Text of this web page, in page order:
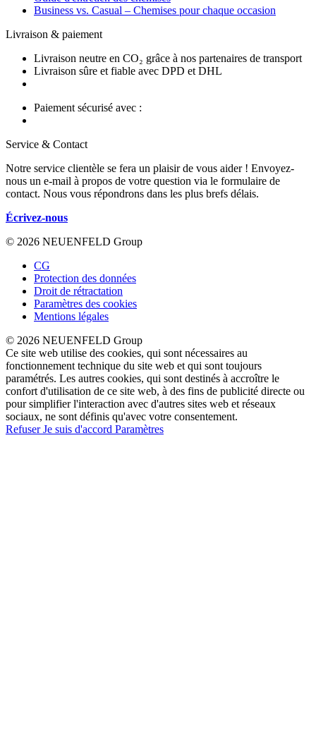
Business vs. Casual – Chemises pour chaque occasion
Livraison & paiement
Livraison neutre en CO₂ grâce à nos partenaires de transport
Livraison sûre et fiable avec DPD et DHL
Paiement sécurisé avec :
Service & Contact
Notre service clientèle se fera un plaisir de vous aider ! Envoyez-
nous un e-mail à propos de votre question via le formulaire de
contact. Nous vous répondrons dans les plus brefs délais.
Écrivez-nous
© 2026 NEUENFELD Group
CG
Protection des données
Droit de rétractation
Paramètres des cookies
Mentions légales
© 2026 NEUENFELD Group
Ce site web utilise des cookies, qui sont nécessaires au
fonctionnement technique du site web et qui sont toujours
paramétrés. Les autres cookies, qui sont destinés à accroître le
confort d'utilisation de ce site web, à des fins de publicité directe ou
pour simplifier l'interaction avec d'autres sites web et réseaux
sociaux, ne sont définis qu'avec votre consentement.
RefuserJe suis d'accord Paramètres